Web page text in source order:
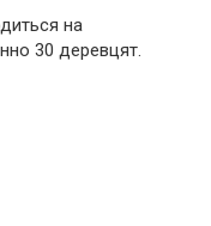
на
30 деревцят.